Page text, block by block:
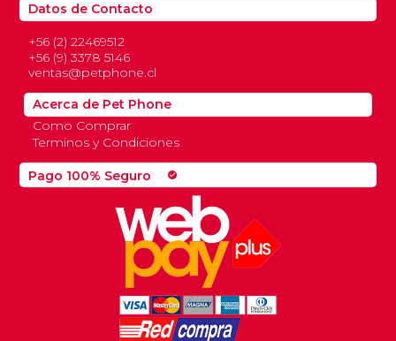
Pago 100% Seguro check_circle
Datos de Contacto
+56 (2) 22469512
+56 (9) 3378 5146
ventas@petphone.cl
Acerca de Pet Phone
Como Comprar
Terminos y Condiciones